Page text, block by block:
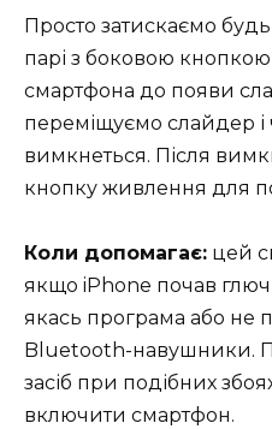
Просто затискаємо
парі з боковою
смартфона до появи
переміщуємо слайдер
вимкнеться. Після
кнопку живлення для
Коли допомагає: цей
якщо iPhone почав
якась програма або не
Bluetooth-навушники.
засіб при подібних
включити смартфон.